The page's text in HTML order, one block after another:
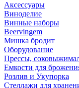
Аксессуары
Виноделие
Винные наборы
Beervingem
Мишка бродит
Оборудование
Прессы,
Емкости для
Розлив и Укупорка
Стеллажи для